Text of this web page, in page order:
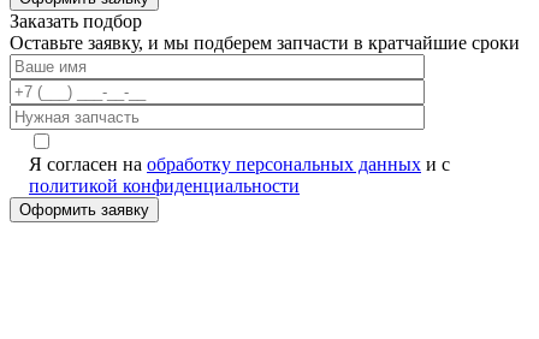
Заказать подбор
Оставьте заявку, и мы подберем запчасти в кратчайшие сроки
Я согласен на обработку персональных данных и с
политикой конфиденциальности